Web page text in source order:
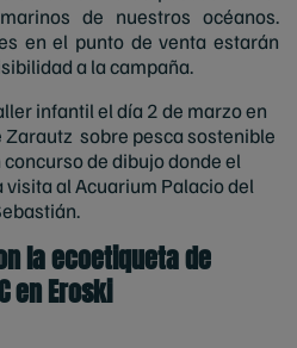
de nuestros océanos.
en el punto de venta estarán
a la campaña.
infantil el día 2 de marzo en
sobre pesca sostenible
de dibujo donde el
al Acuarium Palacio del
la ecoetiqueta de
en Eroski